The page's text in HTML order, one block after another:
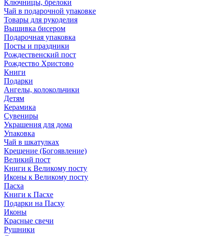
Ключницы, брелоки
Чай в подарочной упаковке
Товары для рукоделия
Вышивка бисером
Подарочная упаковка
Посты и праздники
Рождественский пост
Рождество Христово
Книги
Подарки
Ангелы, колокольчики
Детям
Керамика
Сувениры
Украшения для дома
Упаковка
Чай в шкатулках
Крещение (Богоявление)
Великий пост
Книги к Великому посту
Иконы к Великому посту
Пасха
Книги к Пасхе
Подарки на Пасху
Иконы
Красные свечи
Рушники